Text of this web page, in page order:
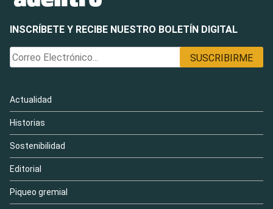
INSCRÍBETE Y RECIBE NUESTRO BOLETÍN DIGITAL
Actualidad
Historias
Sostenibilidad
Editorial
Piqueo gremial